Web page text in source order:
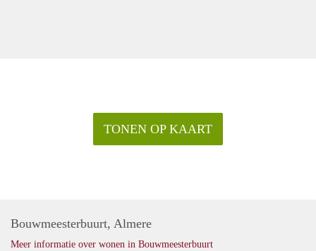
TONEN OP KAART
Bouwmeesterbuurt, Almere
Meer informatie over wonen in Bouwmeesterbuurt